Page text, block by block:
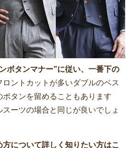
ボタンマナー”に従い、一番下の
ロントカットが多いダブルのベス
ボタンを留めることもあります
ーツの場合と同じが良いでしょ
について詳しく知りたい方はこ